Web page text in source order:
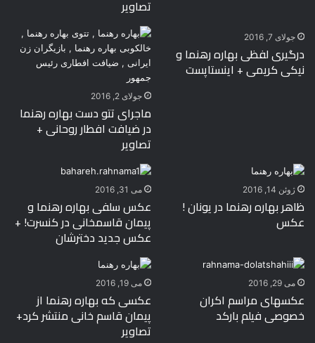
تصاویر
جولای 7, 2016
درگیری لفظی بهاره رهنما و
نیکی کریمی + اینستاپست
جولای 2, 2016
ماجرای تتو دست بهاره رهنما
در ضیافت افطار روحانی +
تصاویر
ژوئن 14, 2016
ظاهر بهاره رهنما در یونان !
عکس
می 31, 2016
عکس سلفی بهاره رهنما و
پیمان قاسمخانی در کنسرت! +
عکس جدید دخترشان
می 29, 2016
عکسهای مراسم اکران
خصوصی فیلم بارکد
می 19, 2016
عکسی که بهاره رهنما از
پیمان قاسم خانی منتشر کرد+
تصاویر